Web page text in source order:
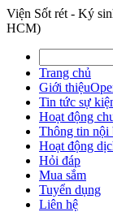
Viện Sốt rét - Ký
HCM)
Trang chủ
Giới thiệu
Tin tức sự
Hoạt động
Thông tin nội
Hoạt động
Hỏi đáp
Mua sắm
Tuyển dụng
Liên hệ